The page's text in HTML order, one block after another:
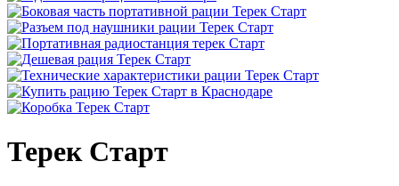
Терек Старт